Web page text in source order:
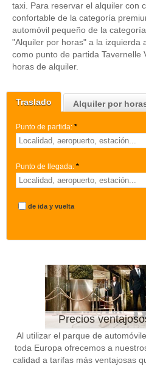
Traslado Alquiler por
Punto de partida: *
Punto de llegada: *
de ida y vuelta
Precios
Al utilizar el parque de
toda Europa ofrecemos a
calidad a tarifas más ventajosas
taxi. Para reservar el alquiler con
confortable de la categoría
automóvil pequeño de la
"Alquiler por horas" a la izquierda
como punto de partida Tavernelle
horas de alquiler.